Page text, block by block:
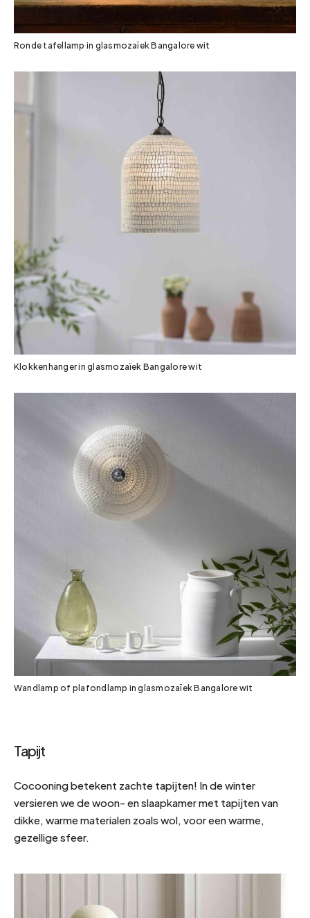
Ronde tafellamp in glasmozaïek Bangalore wit
Klokkenhanger in glasmozaïek Bangalore wit
Wandlamp of plafondlamp in glasmozaïek Bangalore wit
Tapijt
Cocooning betekent zachte tapijten! In de winter
versieren we de woon- en slaapkamer met tapijten van
dikke, warme materialen zoals wol, voor een warme,
gezellige sfeer.